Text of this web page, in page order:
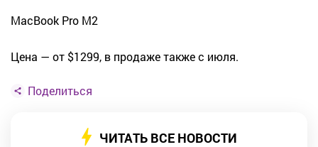
MacBook Pro M2
Цена — от $1299, в продаже также с июля.
Поделиться
ЧИТАТЬ ВСЕ НОВОСТИ